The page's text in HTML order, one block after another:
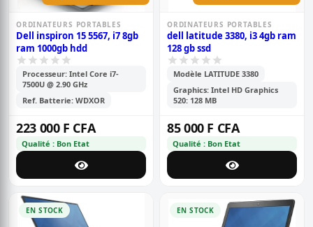
ORDINATEURS PORTABLES
Dell inspiron 15 5567, i7 8gb
ram 1000gb hdd
Processeur: Intel Core i7-
7500U @ 2.90 GHz
Ref. Batterie: WDXOR
223 000 F CFA
Qualité : Bon Etat
ORDINATEURS PORTABLES
dell latitude 3380, i3 4gb ram
128 gb ssd
Modèle LATITUDE 3380
Graphics: Intel HD Graphics
520: 128 MB
85 000 F CFA
Qualité : Bon Etat
EN STOCK EN STOCK